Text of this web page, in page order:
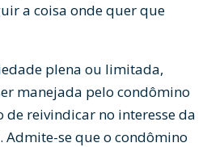
a coisa onde quer que
plena ou limitada,
manejada pelo condômino
de reivindicar no interesse da
Admite-se que o condômino